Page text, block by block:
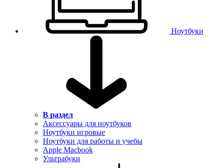
Ноутбуки
В раздел
Аксессуары для ноутбуков
Ноутбуки игровые
Ноутбуки для работы и учебы
Apple Macbook
Ультрабуки